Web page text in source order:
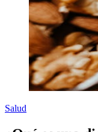
Salud